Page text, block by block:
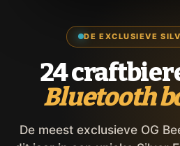
DE EXCLUSIEVE
24
Bluetooth
De meest exclusieve OG